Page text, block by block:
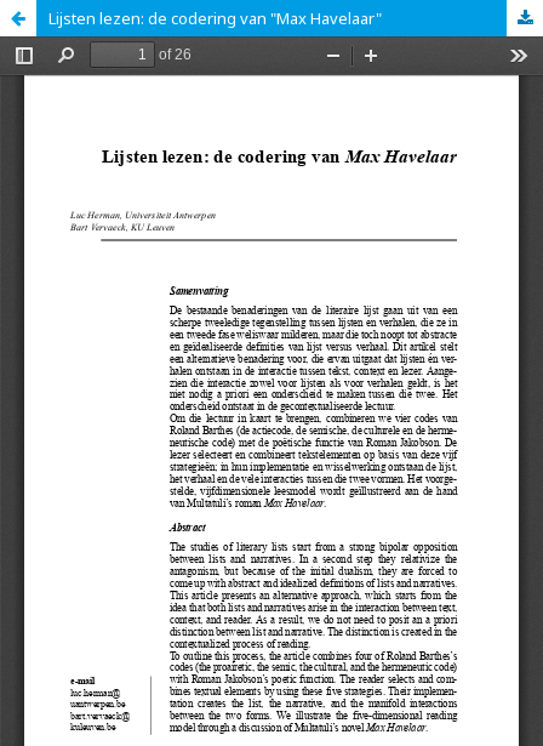
Lijsten lezen: de codering van "Max Havelaar"